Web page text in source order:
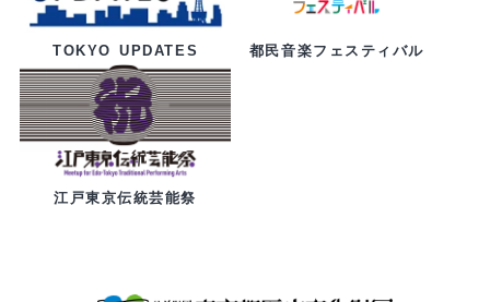
TOKYO UPDATES 都民音楽フェスティバル
江戸東京伝統芸能祭